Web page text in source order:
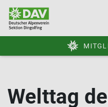
Welttag